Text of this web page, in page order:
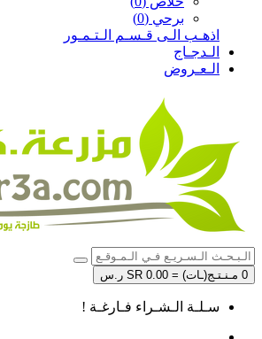
برحي (0)
اذهـب الـى قـسـم الـتـمـور
الـدجـاج
الـعـروض
0 مـنـتـج(ـات) = SR 0.00 ر.س
سـلـة الـشـراء فـارغـة !